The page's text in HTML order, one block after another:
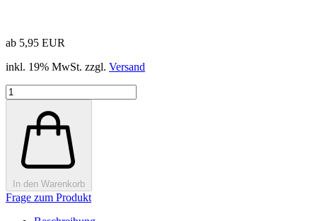
ab 5,95 EUR
inkl. 19% MwSt. zzgl. Versand
In den Warenkorb
Frage zum Produkt